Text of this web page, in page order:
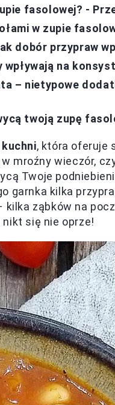
fasolowej? -
w zupie
dobór przypraw
na
– nietypowe
twoją zupę
, która oferuje
mroźny wieczór,
Twoje
garnka kilka
kilka ząbków na
się nie oprze!